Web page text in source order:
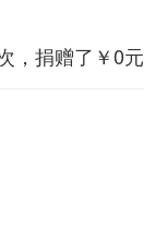
，捐赠了￥0元